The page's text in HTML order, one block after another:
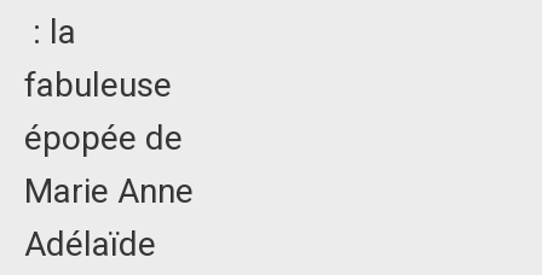
: la
fabuleuse
épopée de
Marie Anne
Adélaïde